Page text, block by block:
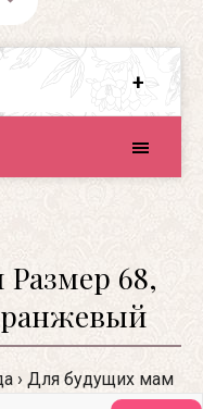
68,
Для будущих мам